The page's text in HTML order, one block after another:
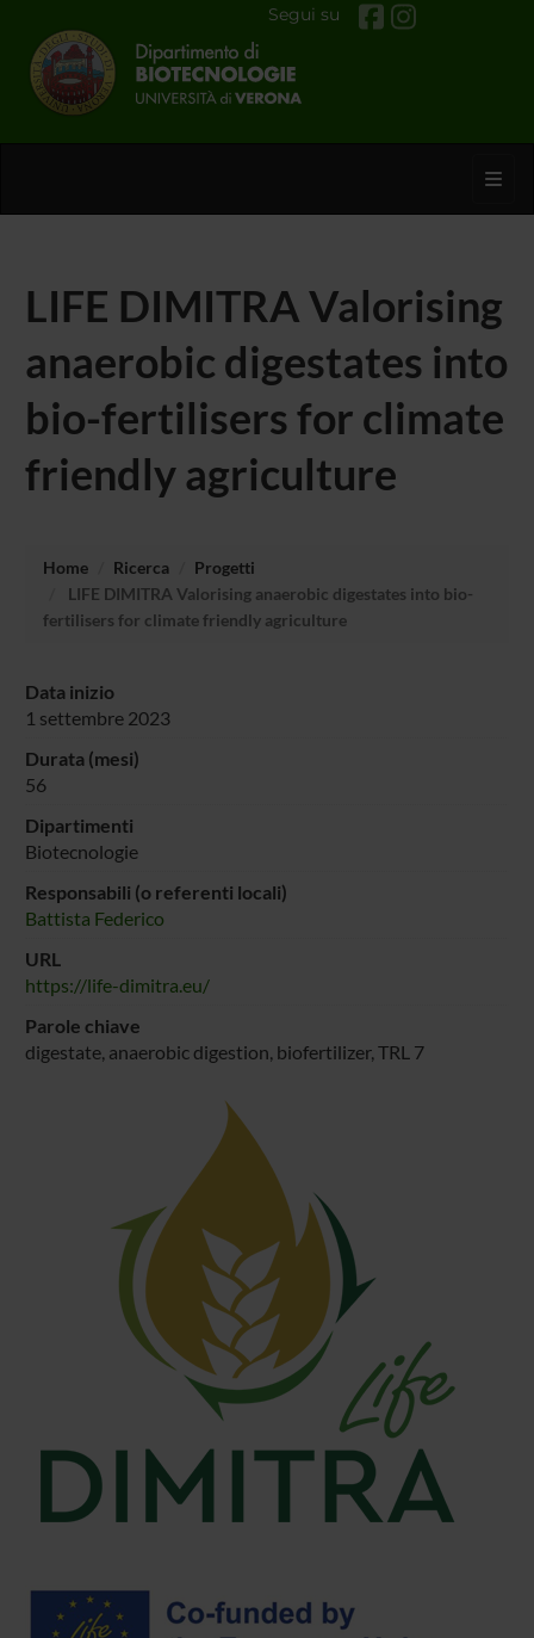
Segui su
LIFE DIMITRA Valorising
anaerobic digestates into
bio-fertilisers for climate
friendly agriculture
Home Ricerca
Progetti
LIFE DIMITRA Valorising anaerobic digestates into bio-
fertilisers for climate friendly agriculture
Data inizio
1 settembre 2023
Durata (mesi)
56
Dipartimenti
Biotecnologie
Responsabili (o referenti locali)
Battista Federico
URL
https://life-dimitra.eu/
Parole chiave
digestate, anaerobic digestion, biofertilizer, TRL 7